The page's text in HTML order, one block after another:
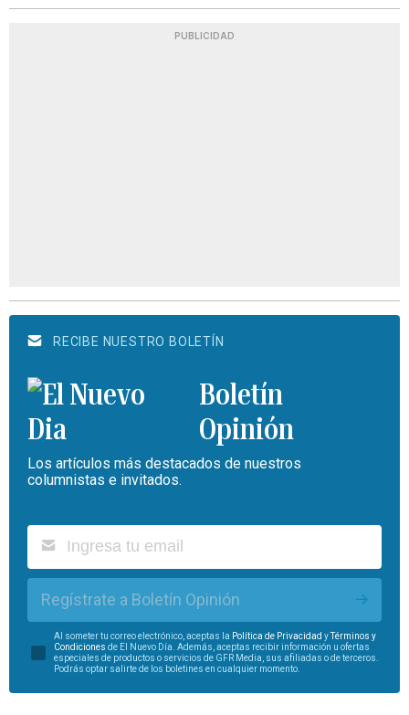
PUBLICIDAD
RECIBE NUESTRO BOLETÍN
Boletín
Opinión
Los artículos más destacados de nuestros
columnistas e invitados.
Regístrate a Boletín Opinión
Al someter tu correo electrónico, aceptas la Política de Privacidad yTérminos y
Condiciones de El Nuevo Día. Además, aceptas recibir información u ofertas
especiales de productos o servicios de GFR Media, sus afiliadas o de terceros.
Podrás optar salirte de los boletines en cualquier momento.